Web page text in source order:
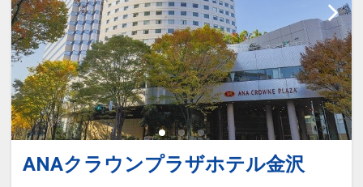
ANAクラウンプラザホテル金沢